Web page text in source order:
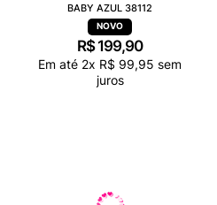
BABY AZUL 38112
R$ 199,90
Em até 2x R$ 99,95 sem
juros